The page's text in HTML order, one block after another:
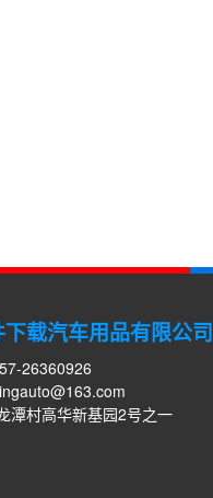
载汽车用品有限公司
26360926
村高华新基园2号之一